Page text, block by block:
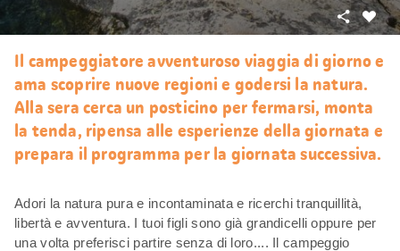
Mi
Condividi
Il campeggiatore avventuroso viaggia di giorno e
ama scoprire nuove regioni e godersi la natura.
Alla sera cerca un posticino per fermarsi, monta
la tenda, ripensa alle esperienze della giornata e
prepara il programma per la giornata successiva.
Adori la natura pura e incontaminata e ricerchi tranquillità,
libertà e avventura. I tuoi figli sono già grandicelli oppure per
una volta preferisci partire senza di loro.... Il campeggio